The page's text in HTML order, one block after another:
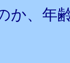
か、年